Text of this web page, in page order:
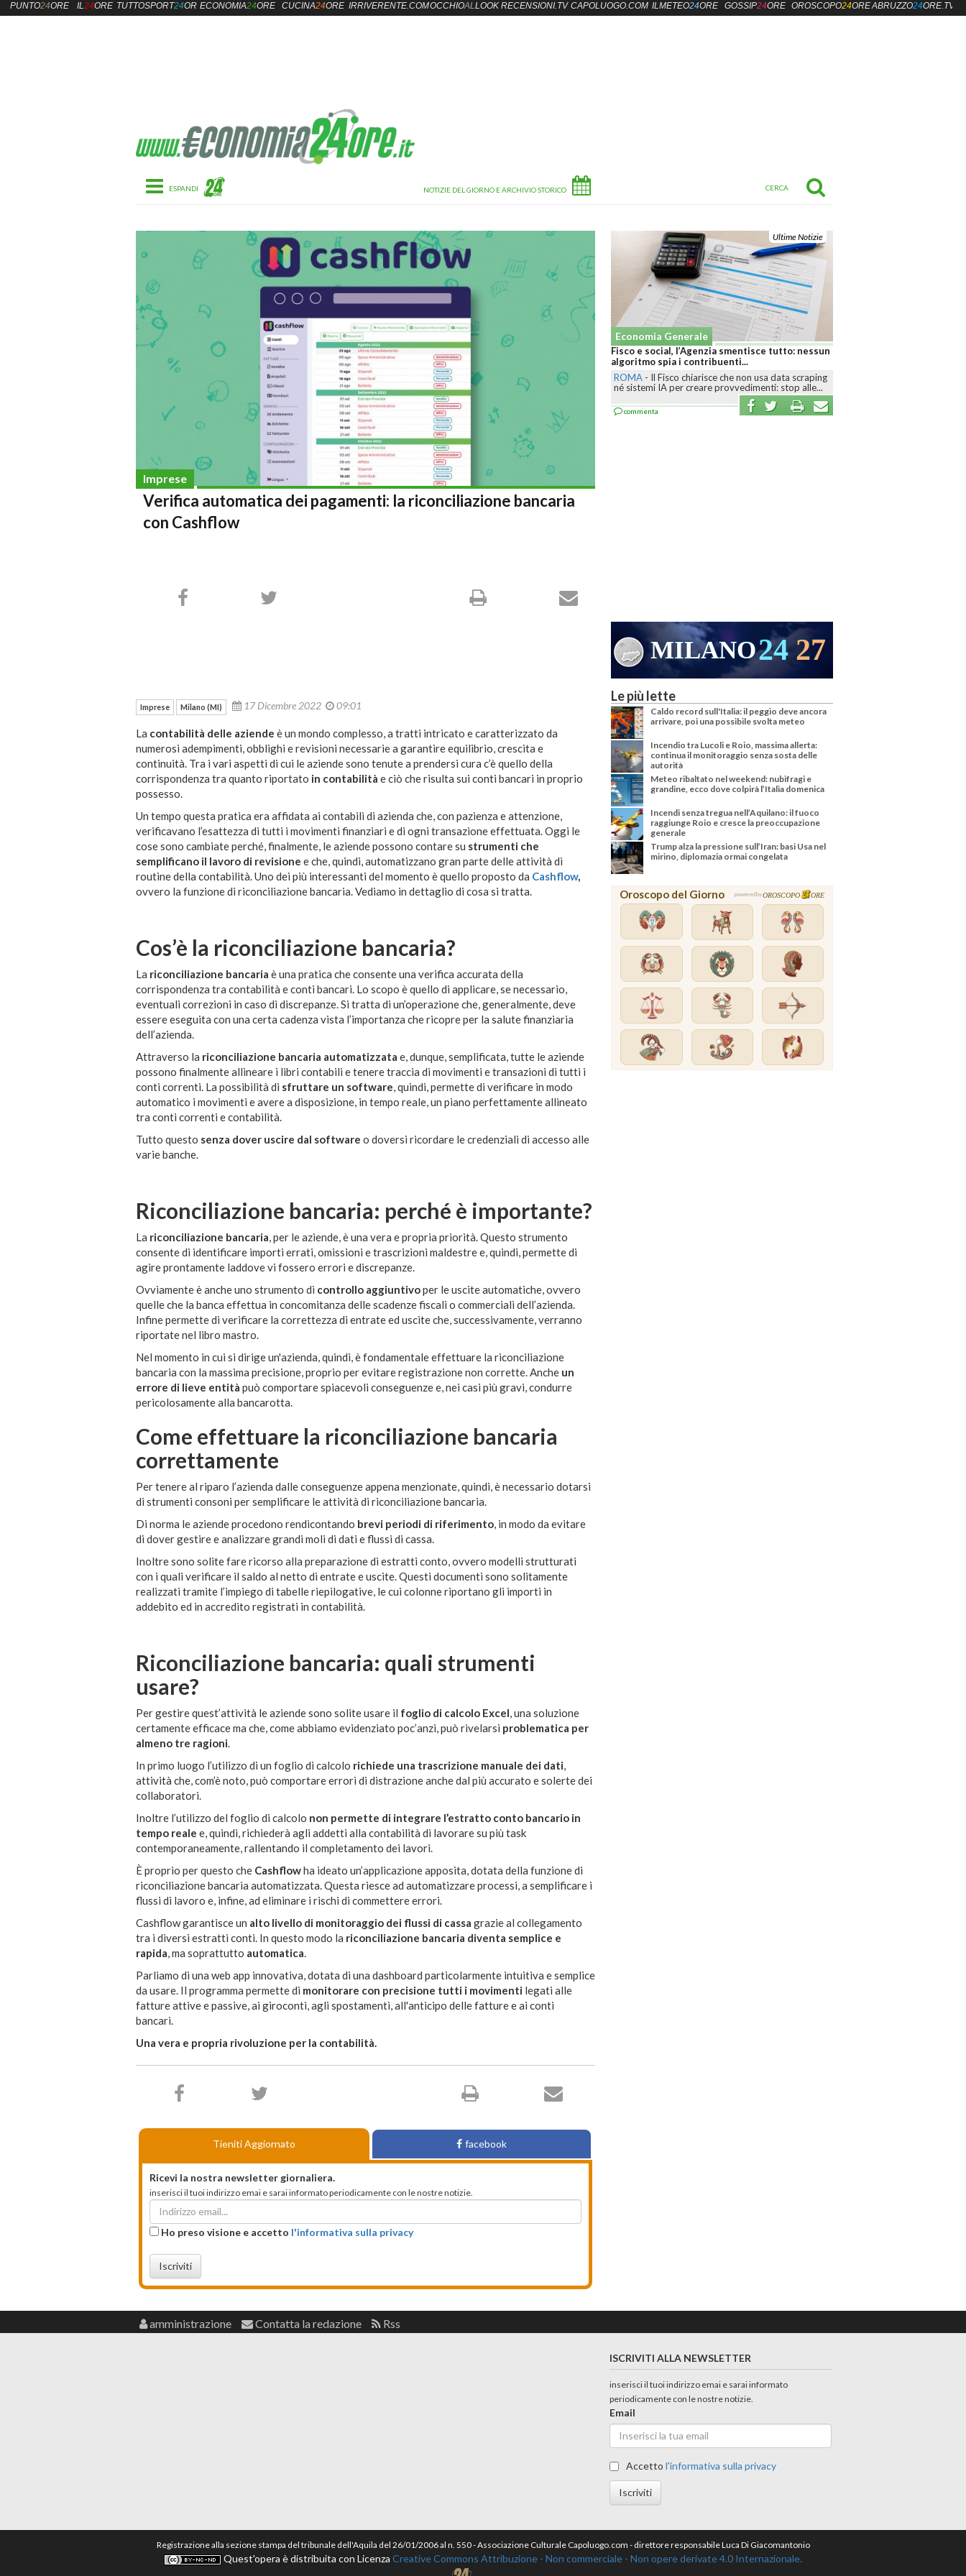
Toggle navigation
Imprese
Verifica automatica dei pagamenti: la riconciliazione bancaria
con Cashflow
Ultime Notizie
Economia Generale
Fisco e social, l’Agenzia smentisce tutto: nessun
algoritmo spia i contribuenti...
ROMA-Il Fisco chiarisce che non usa data scraping
né sistemi IA per creare provvedimenti: stop alle...
Economia Generale
Acqua minerale come carburante: rincari shock e
rischio scaffali vuoti presto
ROMA-Il caro energia e le tensioni internazionali
spingono verso l’alto i costi di produzione e...
commenta
24 27 VENEZIA
Imprese Milano (MI) 17 Dicembre 2022 09:01
La contabilità delle aziende è un mondo complesso, a tratti intricato e caratterizzato da
numerosi adempimenti, obblighi e revisioni necessarie a garantire equilibrio, crescita e
continuità. Tra i vari aspetti di cui le aziende sono tenute a prendersi cura c’è quello della
corrispondenza tra quanto riportato in contabilità e ciò che risulta sui conti bancari in proprio
possesso.
Un tempo questa pratica era affidata ai contabili di azienda che, con pazienza e attenzione,
verificavano l’esattezza di tutti i movimenti finanziari e di ogni transazione effettuata. Oggi le
cose sono cambiate perché, finalmente, le aziende possono contare su strumenti che
semplificano il lavoro di revisione e che, quindi, automatizzano gran parte delle attività di
routine della contabilità. Uno dei più interessanti del momento è quello proposto da Cashflow,
ovvero la funzione di riconciliazione bancaria. Vediamo in dettaglio di cosa si tratta.
Cos’è la riconciliazione bancaria?
La riconciliazione bancaria è una pratica che consente una verifica accurata della
corrispondenza tra contabilità e conti bancari. Lo scopo è quello di applicare, se necessario,
eventuali correzioni in caso di discrepanze. Si tratta di un’operazione che, generalmente, deve
essere eseguita con una certa cadenza vista l’importanza che ricopre per la salute finanziaria
dell’azienda.
Attraverso la riconciliazione bancaria automatizzata e, dunque, semplificata, tutte le aziende
possono finalmente allineare i libri contabili e tenere traccia di movimenti e transazioni di tutti i
conti correnti. La possibilità di sfruttare un software, quindi, permette di verificare in modo
automatico i movimenti e avere a disposizione, in tempo reale, un piano perfettamente allineato
tra conti correnti e contabilità.
Tutto questo senza dover uscire dal software o doversi ricordare le credenziali di accesso alle
varie banche.
Riconciliazione bancaria: perché è importante?
La riconciliazione bancaria, per le aziende, è una vera e propria priorità. Questo strumento
consente di identificare importi errati, omissioni e trascrizioni maldestre e, quindi, permette di
agire prontamente laddove vi fossero errori e discrepanze.
Ovviamente è anche uno strumento di controllo aggiuntivoper le uscite automatiche, ovvero
quelle che la banca effettua in concomitanza delle scadenze fiscali o commerciali dell’azienda.
Infine permette di verificare la correttezza di entrate ed uscite che, successivamente, verranno
riportate nel libro mastro.
Nel momento in cui si dirige un'azienda, quindi, è fondamentale effettuare la riconciliazione
bancaria con la massima precisione, proprio per evitare registrazione non corrette. Anche un
errore di lieve entità può comportare spiacevoli conseguenze e, nei casi più gravi, condurre
pericolosamente alla bancarotta.
Come effettuare la riconciliazione bancaria
correttamente
Per tenere al riparo l’azienda dalle conseguenze appena menzionate, quindi, è necessario dotarsi
di strumenti consoni per semplificare le attività di riconciliazione bancaria.
Di norma le aziende procedono rendicontando brevi periodi di riferimento, in modo da evitare
di dover gestire e analizzare grandi moli di dati e flussi di cassa.
Inoltre sono solite fare ricorso alla preparazione di estratti conto, ovvero modelli strutturati
con i quali verificare il saldo al netto di entrate e uscite. Questi documenti sono solitamente
realizzati tramite l’impiego di tabelle riepilogative, le cui colonne riportano gli importi in
addebito ed in accredito registrati in contabilità.
Riconciliazione bancaria: quali strumenti
usare?
Per gestire quest’attività le aziende sono solite usare il foglio di calcolo Excel, una soluzione
certamente efficace ma che, come abbiamo evidenziato poc’anzi, può rivelarsi problematica per
almeno tre ragioni.
In primo luogo l’utilizzo di un foglio di calcolo richiede una trascrizione manuale dei dati,
attività che, com’è noto, può comportare errori di distrazione anche dal più accurato e solerte dei
collaboratori.
Inoltre l’utilizzo del foglio di calcolo non permette di integrare l’estratto conto bancario in
tempo reale e, quindi, richiederà agli addetti alla contabilità di lavorare su più task
contemporaneamente, rallentando il completamento dei lavori.
È proprio per questo che Cashflowha ideato un’applicazione apposita, dotata della funzione di
riconciliazione bancaria automatizzata. Questa riesce ad automatizzare processi, a semplificare i
flussi di lavoro e, infine, ad eliminare i rischi di commettere errori.
Cashflow garantisce un alto livello di monitoraggio dei flussi di cassa grazie al collegamento
tra i diversi estratti conti. In questo modo la riconciliazione bancaria diventa semplice e
rapida, ma soprattutto automatica.
Parliamo di una web app innovativa, dotata di una dashboard particolarmente intuitiva e semplice
da usare. Il programma permette di monitorare con precisione tutti i movimenti legati alle
fatture attive e passive, ai giroconti, agli spostamenti, all'anticipo delle fatture e ai conti
bancari.
Una vera e propria rivoluzione per la contabilità.
Tieniti Aggiornato facebook
Ricevi la nostra newsletter giornaliera.
inserisci il tuoi indirizzo emai e sarai informato periodicamente con le nostre notizie.
Ho preso visione e accetto l'informativa sulla privacy
Iscriviti
Le più lette
Caldo record sull'Italia: il peggio deve ancora
arrivare, poi una possibile svolta meteo
Incendio tra Lucoli e Roio, massima allerta:
continua il monitoraggio senza sosta delle
autorità
Meteo ribaltato nel weekend: nubifragi e
grandine, ecco dove colpirà l’Italia domenica
Incendi senza tregua nell’Aquilano: il fuoco
raggiunge Roio e cresce la preoccupazione
generale
Trump alza la pressione sull’Iran: basi Usa nel
mirino, diplomazia ormai congelata
Oroscopo del Giorno powered byOROSCOPO ORE
PUNTO24ORE IL24ORE TUTTOSPORT24OREECONOMIA24ORE CUCINA24ORE IRRIVERENTE.COMOCCHIOALLOOK RECENSIONI.TV CAPOLUOGO.COM ILMETEO24ORE GOSSIP24ORE OROSCOPO24OREABRUZZO24ORE.TV
amministrazione Contatta la redazione Rss
ISCRIVITI ALLA NEWSLETTER
inserisci il tuoi indirizzo emai e sarai informato
periodicamente con le nostre notizie.
Email
Accettol'informativa sulla privacy
Iscriviti
Registrazione alla sezione stampa del tribunale dell'Aquila del 26/01/2006 al n. 550 - Associazione Culturale Capoluogo.com - direttore responsabile Luca Di Giacomantonio
Quest'opera è distribuita con Licenza Creative Commons Attribuzione - Non commerciale - Non opere derivate 4.0 Internazionale.